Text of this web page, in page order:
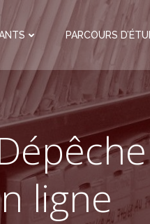
PARCOURS
ligne